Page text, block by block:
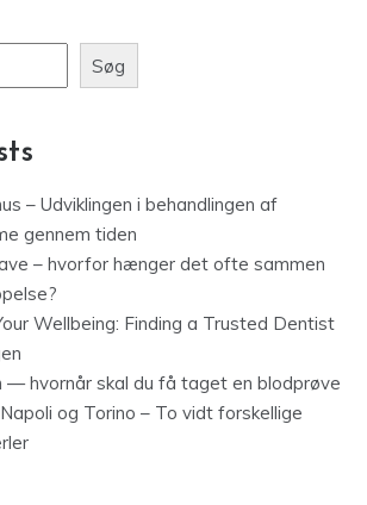
Søg
– Udviklingen i behandlingen af
gennem tiden
– hvorfor hænger det ofte sammen
Wellbeing: Finding a Trusted Dentist
— hvornår skal du få taget en blodprøve
og Torino – To vidt forskellige